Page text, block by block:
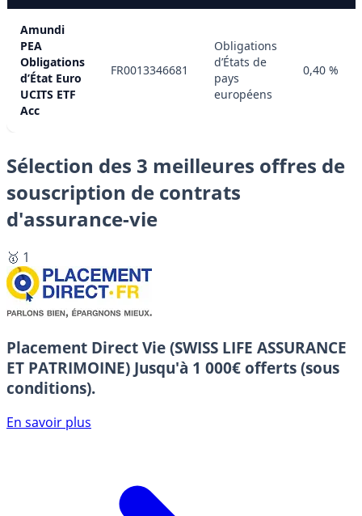
Amundi
PEA
Obligations
d’État Euro
UCITS ETF
Acc
FR0013346681
Obligations
d’États de
pays
européens
0,40 %
Sélection des 3 meilleures offres de
souscription de contrats
d'assurance-vie
🥇 1
Placement Direct Vie (SWISS LIFE ASSURANCE
ET PATRIMOINE) Jusqu'à 1 000€ offerts (sous
conditions).
En savoir plus